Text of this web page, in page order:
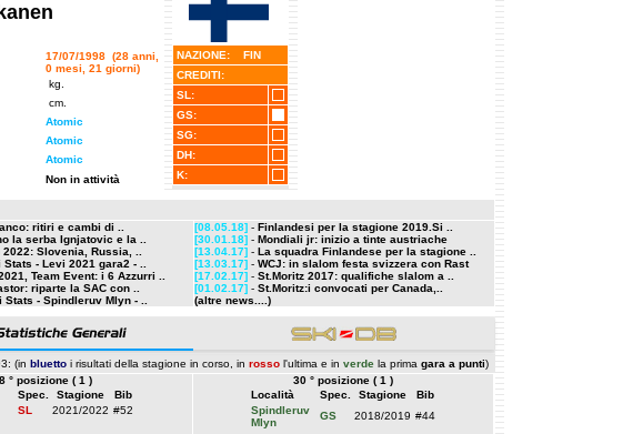
17/07/1998 (28 anni,
0 mesi, 21 giorni)
kg.
cm.
Atomic
Atomic
Atomic
Non in attività
NAZIONE: FIN
CREDITI:
SL:
GS:
SG:
DH:
K:
ritiri e cambi di ..
la serba Ignjatovic e la ..
Slovenia, Russia, ..
- Levi 2021 gara2 - ..
Team Event: i 6 Azzurri ..
riparte la SAC con ..
Stats - Spindleruv Mlyn - ..
[08.05.18] - Finlandesi per la stagione 2019.Si ..
[30.01.18] - Mondiali jr: inizio a tinte austriache
[13.04.17] - La squadra Finlandese per la stagione ..
[13.03.17] - WCJ: in slalom festa svizzera con Rast
[17.02.17] - St.Moritz 2017: qualifiche slalom a ..
[01.02.17] - St.Moritz:i convocati per Canada,..
(altre news....)
(in bluetto i risultati della stagione in corso, in rosso l'ultima e in verde la prima gara a punti)
° posizione ( 1 )
Spec. Stagione
Bib
SL 2021/2022 #52
30 ° posizione ( 1 )
Località
Spec. Stagione
Bib
Spindleruv
Mlyn
GS 2018/2019 #44